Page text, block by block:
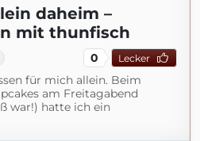
daheim –
mit thunfisch
0 Lecker
für mich allein. Beim
am Freitagabend
war!) hatte ich ein